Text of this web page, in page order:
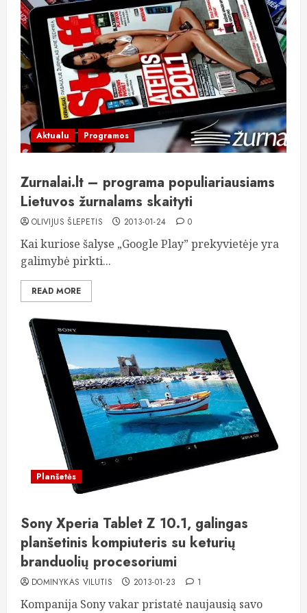
Aktualu Programos
Zurnalai.lt – programa populiariausiams
Lietuvos žurnalams skaityti
OLIVIJUS ŠLEPETIS 2013-01-24 0
Kai kuriose šalyse „Google Play” prekyvietėje yra
galimybė pirkti...
READ MORE
Planšetės
Sony Xperia Tablet Z 10.1, galingas
planšetinis kompiuteris su keturių
branduolių procesoriumi
DOMINYKAS VILUTIS 2013-01-23 1
Kompanija Sony vakar pristatė naujausią savo